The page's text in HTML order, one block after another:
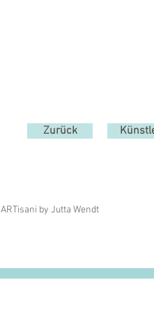
Zurück
by Jutta Wendt